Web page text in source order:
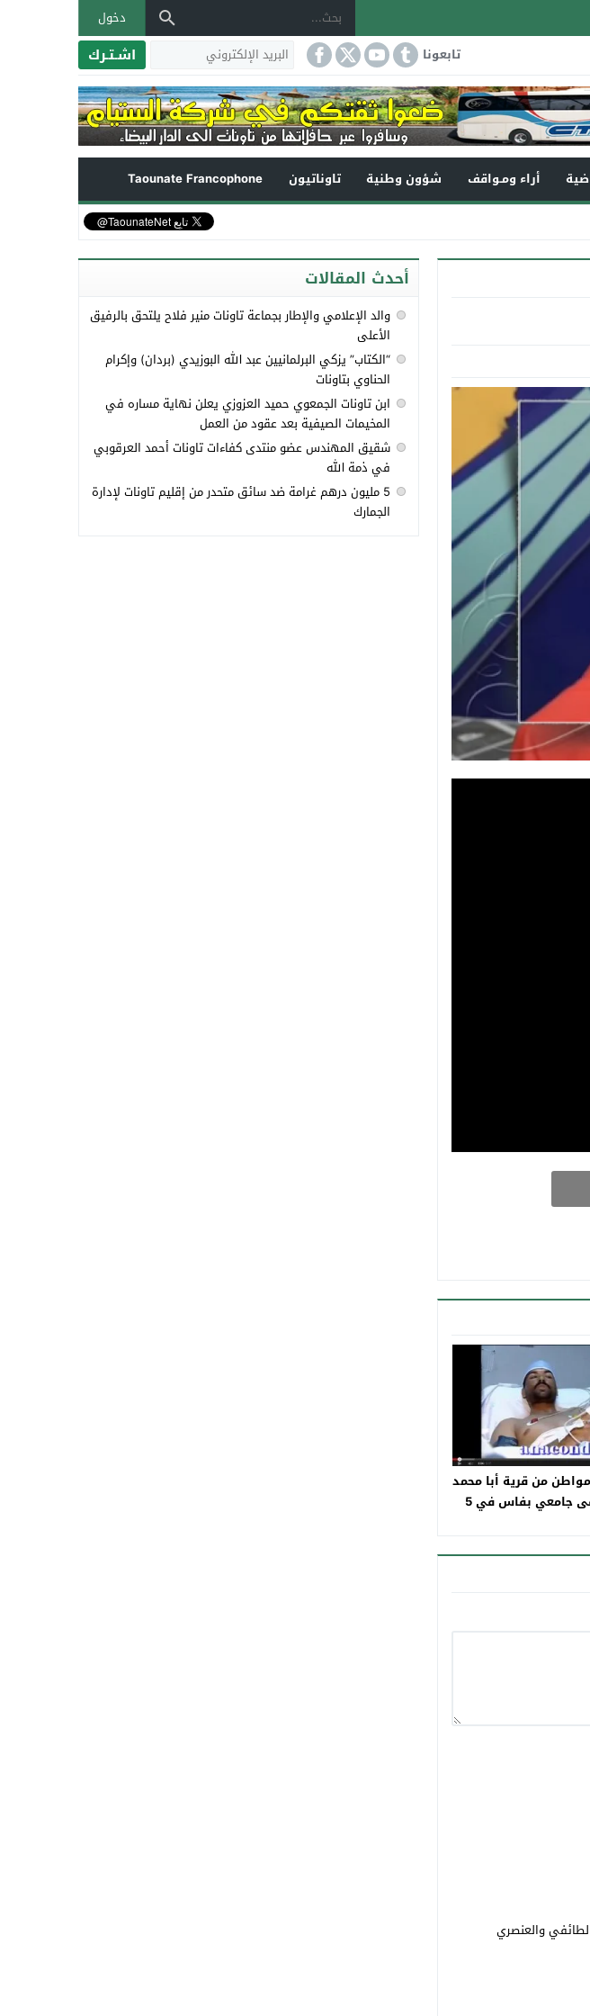
دخول
تابعونا اشـتـرك
أراء ومـواقف شؤون وطنية تاوناتيون
Taounate Francophone
من قرية أبا محمد
في مستشفى جامعي بفاس في 5
والعنصري
أحدث المقالات
والد الإعلامي والإطار بجماعة تاونات منير فلاح يلتحق بالرفيق
الأعلى
“الكتاب” يزكي البرلمانيين عبد الله البوزيدي (بردان) وإكرام
الحناوي بتاونات
ابن تاونات الجمعوي حميد العزوزي يعلن نهاية مساره في
المخيمات الصيفية بعد عقود من العمل
شقيق المهندس عضو منتدى كفاءات تاونات أحمد العرقوبي
في ذمة الله
5 مليون درهم غرامة ضد سائق متحدر من إقليم تاونات لإدارة
الجمارك